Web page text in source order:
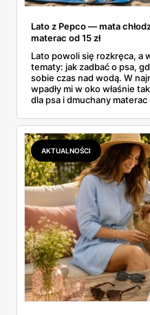
Lato z Pepco — mata
materac od 15 zł
Lato powoli się rozkręca, a
tematy: jak zadbać o psa,
sobie czas nad wodą. W
wpadły mi w oko właśnie
dla psa i dmuchany
Zebrałam to, co naprawdę
— dla czworonoga w domu i
AKTUALNOŚCI